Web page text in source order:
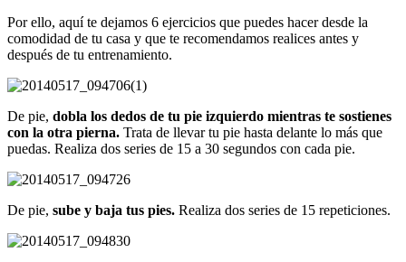
Por ello, aquí te dejamos 6 ejercicios que puedes hacer desde la
comodidad de tu casa y que te recomendamos realices antes y
después de tu entrenamiento.
De pie, dobla los dedos de tu pie izquierdo mientras te sostienes
con la otra pierna. Trata de llevar tu pie hasta delante lo más que
puedas. Realiza dos series de 15 a 30 segundos con cada pie.
De pie, sube y baja tus pies. Realiza dos series de 15 repeticiones.